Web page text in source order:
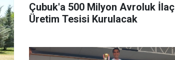
Çubuk'a 500 Milyon Avroluk İlaç
Üretim Tesisi Kurulacak